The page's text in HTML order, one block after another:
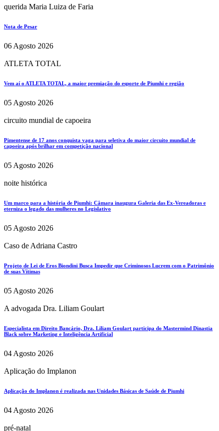
querida Maria Luiza de Faria
Nota de Pesar
06 Agosto 2026
ATLETA TOTAL
Vem aí o ATLETA TOTAL, a maior premiação do esporte de Piumhi e região
05 Agosto 2026
circuito mundial de capoeira
Pimentense de 17 anos conquista vaga para seletiva do maior circuito mundial de
capoeira após brilhar em competição nacional
05 Agosto 2026
noite histórica
Um marco para a história de Piumhi: Câmara inaugura Galeria das Ex-Vereadoras e
eterniza o legado das mulheres no Legislativo
05 Agosto 2026
Caso de Adriana Castro
Projeto de Lei de Eros Biondini Busca Impedir que Criminosos Lucrem com o Patrimônio
de suas Vítimas
05 Agosto 2026
A advogada Dra. Liliam Goulart
Especialista em Direito Bancário, Dra. Liliam Goulart participa do Mastermind Dinastia
Black sobre Marketing e Inteligência Artificial
04 Agosto 2026
Aplicação do Implanon
Aplicação do Implanon é realizada nas Unidades Básicas de Saúde de Piumhi
04 Agosto 2026
pré-natal